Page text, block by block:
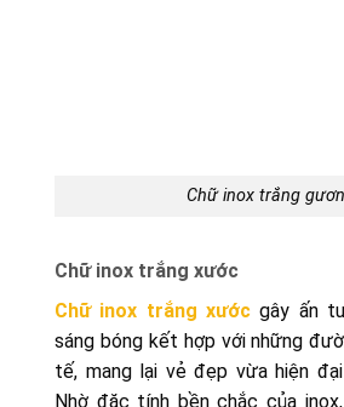
Chữ inox trắng
Chữ inox trắng xước
Chữ inox trắng xước gây ấn
sáng bóng kết hợp với những
tế, mang lại vẻ đẹp vừa hiện
Nhờ đặc tính bền chắc của